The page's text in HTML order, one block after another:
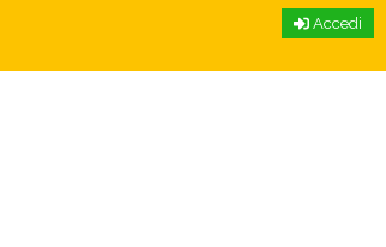
Accedi